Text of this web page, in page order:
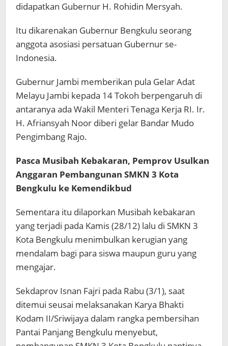
didapatkan Gubernur H. Rohidin Mersyah.
Itu dikarenakan Gubernur Bengkulu seorang
anggota asosiasi persatuan Gubernur se-
Indonesia.
Gubernur Jambi memberikan pula Gelar Adat
Melayu Jambi kepada 14 Tokoh berpengaruh di
antaranya ada Wakil Menteri Tenaga Kerja RI. Ir.
H. Afriansyah Noor diberi gelar Bandar Mudo
Pengimbang Rajo.
Pasca Musibah Kebakaran, Pemprov Usulkan
Anggaran Pembangunan SMKN 3 Kota
Bengkulu ke Kemendikbud
Sementara itu dilaporkan Musibah kebakaran
yang terjadi pada Kamis (28/12) lalu di SMKN 3
Kota Bengkulu menimbulkan kerugian yang
mendalam bagi para siswa maupun guru yang
mengajar.
Sekdaprov Isnan Fajri pada Rabu (3/1), saat
ditemui seusai melaksanakan Karya Bhakti
Kodam II/Sriwijaya dalam rangka pembersihan
Pantai Panjang Bengkulu menyebut,